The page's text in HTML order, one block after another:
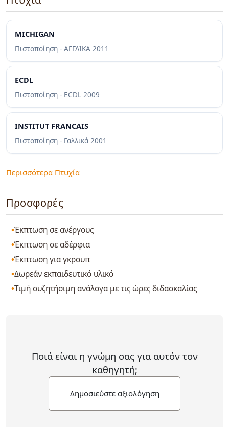
MICHIGAN
Πιστοποίηση - ΑΓΓΛΙΚΑ 2011
ΕCDL
Πιστοποίηση - ECDL 2009
INSTITUT FRANCAIS
Πιστοποίηση - Γαλλικά 2001
Περισσότερα Πτυχία
Προσφορές
Έκπτωση σε ανέργους
Έκπτωση σε αδέρφια
Έκπτωση για γκρουπ
Δωρεάν εκπαιδευτικό υλικό
Τιμή συζητήσιμη ανάλογα με τις ώρες διδασκαλίας
Ποιά είναι η γνώμη σας για αυτόν τον
καθηγητή;
Δημοσιεύστε αξιολόγηση